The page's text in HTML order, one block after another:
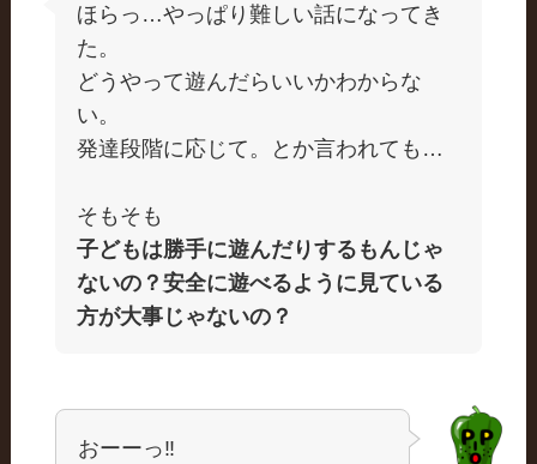
ほらっ…やっぱり難しい話になってき
た。
どうやって遊んだらいいかわからな
い。
発達段階に応じて。とか言われても…
そもそも
子どもは勝手に遊んだりするもんじゃ
ないの？安全に遊べるように見ている
方が大事じゃないの？
おーーっ‼